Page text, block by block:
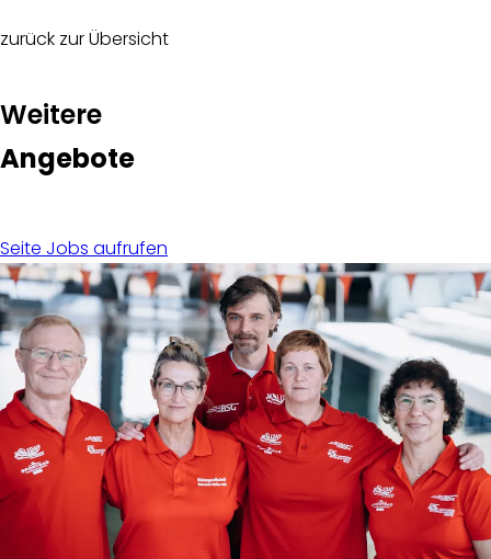
zurück zur Übersicht
Weitere:
Angebote
Seite Jobs aufrufen